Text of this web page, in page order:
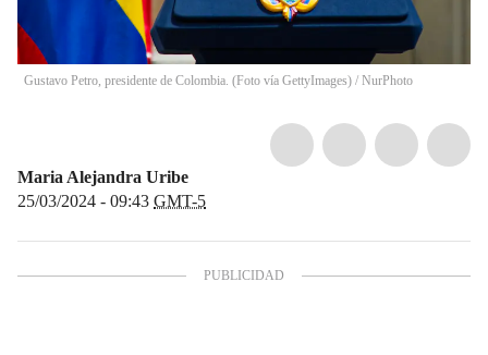
Gustavo Petro, presidente de Colombia. (Foto vía GettyImages) / NurPhoto
Maria Alejandra Uribe
25/03/2024 - 09:43 GMT-5